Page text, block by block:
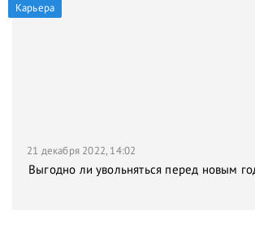
Карьера
21 декабря 2022, 14:02
Выгодно ли увольняться перед новым